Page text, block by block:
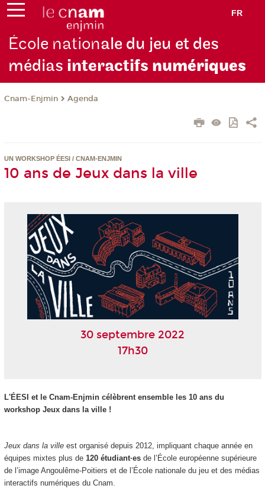
FR
École nationale du jeu et des
médias interactifs numériques
Cnam-Enjmin Agenda
UN WORKSHOP ÉESI / CNAM-ENJMIN
10 ans de Jeux dans la ville
30 septembre 2022
17h30
L'ÉESI et le Cnam-Enjmin célèbrent ensemble les 10 ans du
workshop Jeux dans la ville !
Jeux dans la villeest organisé depuis 2012, impliquant chaque année en
équipes mixtes plus de120 étudiant·es de l’École européenne supérieure
de l’image Angoulême-Poitiers et de l’École nationale du jeu et des médias
interactifs numériques du Cnam.